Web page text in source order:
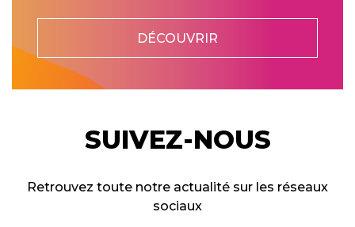
DÉCOUVRIR
SUIVEZ-NOUS
Retrouvez toute notre actualité sur les réseaux
sociaux